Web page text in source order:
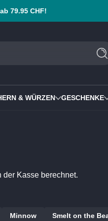
79.95 CHF!
& WÜRZEN GESCHENKE
der Kasse berechnet.
Minnow Smelt on the